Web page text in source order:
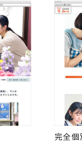
完全個